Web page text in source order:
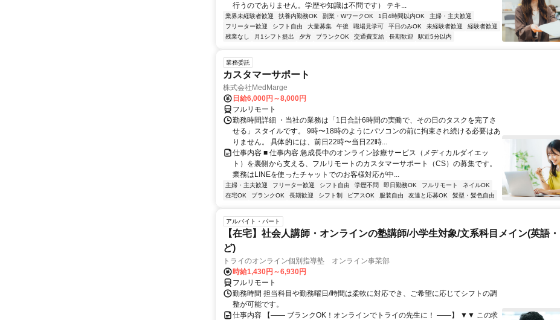
行うのでありません。学歴や知識は不問です） テキ...
業界未経験者歓迎 扶養内勤務OK 副業・WワークOK 1日4時間以内OK
主婦・主夫歓迎
フリーター歓迎
シフト自由 大量募集 午後 職場見学可 平日のみOK 未経験者歓迎
経験者歓迎
残業なし
月1シフト提出 夕方 ブランクOK 交通費支給 長期歓迎 駅近5分以内
業務委託
カスタマーサポート
株式会社MedMarge
日給6,000円～8,000円
フルリモート
勤務時間詳細 ・当社の業務は「1日合計6時間の実働で、その日のタスクを完了さ
せる」スタイルです。 9時〜18時のようにパソコンの前に拘束され続ける必要はあ
りません。 具体的には、前日22時〜当日22時...
仕事内容 ■ 仕事内容 急成長中のオンライン診療サービス（メディカルダイエッ
ト）を裏側から支える、フルリモートのカスタマーサポート（CS）の募集です。
業務はLINEを使ったチャットでのお客様対応が中...
主婦・主夫歓迎 フリーター歓迎 シフト自由 学歴不問 即日勤務OK フルリモート
ネイルOK
在宅OK
ブランクOK 長期歓迎 シフト制 ピアスOK 服装自由 友達と応募OK 髪型・髪色自由
アルバイト・パート
【在宅】社会人講師・オンラインの塾講師/小学生対象/文系科目メイン(英語
ど)
トライのオンライン個別指導塾 オンライン事業部
時給1,430円～6,930円
フルリモート
勤務時間 担当科目や勤務曜日/時間は柔軟に対応でき、ご希望に応じてシフトの調
整が可能です。
仕事内容 【―― ブランクOK！オンラインでトライの先生に！ ――】 ▼▼ この求